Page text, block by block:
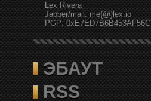
Lex Rivera
Jabber/mail: me{@}lex.io
PGP: 0xE7ED7B6B453AF56C
ЭБАУТ
RSS